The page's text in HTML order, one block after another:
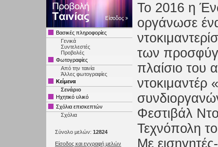
Βασικές πληροφορίες
Γενικά
Συντελεστές
Προβολές
Φωτογραφίες
Από την ταινία
Άλλες φωτογραφίες
Κείμενα
Σενάριο
Ηχητικό υλικό
Σχόλια επισκεπτών
Σχόλια
Σύνολο μελών: 12824
Είσοδος και εγγραφή μελών
Το 2016 η
οργάνωσε
των
πλαίσιο του
ντοκιμαντέρ
Φεστιβάλ
Τεχνόπολη
Με